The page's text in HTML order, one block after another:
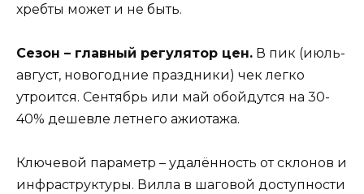
хребты может и не быть.
Сезон – главный регулятор цен. В пик (июль-
август, новогодние праздники) чек легко
утроится. Сентябрь или май обойдутся на 30-
40% дешевле летнего ажиотажа.
Ключевой параметр – удалённость от склонов и
инфраструктуры. Вилла в шаговой доступности